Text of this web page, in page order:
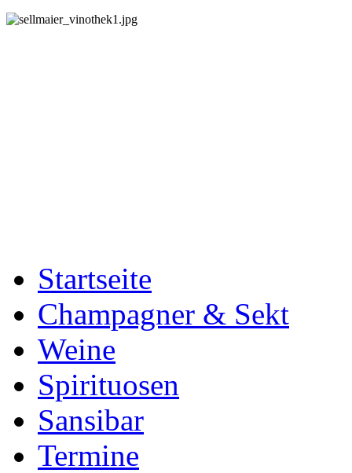
Startseite
Champagner & Sekt
Weine
Spirituosen
Sansibar
Termine